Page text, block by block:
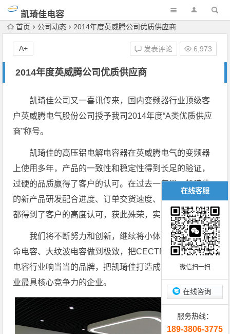
凯琦佳电容
首页 公司动态 2014年度英威腾公司优质供应商
2014年度英威腾公司优质供应商
发表评论 6,973
A+
凯琦佳公司又一喜讯传来，国内变频器行业顶级客
户英威腾电气股份公司授予我司2014年度“A类优质供应
商”称号。
凯琦佳的高压铝电解电容器在英威腾电气的变频器
上使用多年，产品的一致性和稳定性得到长足的验证，
过硬的品质赢得了客户的认可。在过去一年里，凯琦佳
的新产品研发配合进度、订单交货速度、人员配合程度
都得到了客户的高度认可，获此殊荣，实至名归。
我们将不断努力和创新，继续将小体积电容、长寿
命电容、大纹波电容做到极致，把CECTN塑造成铝电解
电容行业响当当的品牌，把凯琦佳打造成铝电解电容行
业最具核心竞争力的企业。
在线客服
微信扫一扫
在线咨询
服务热线：
189-3806-3775